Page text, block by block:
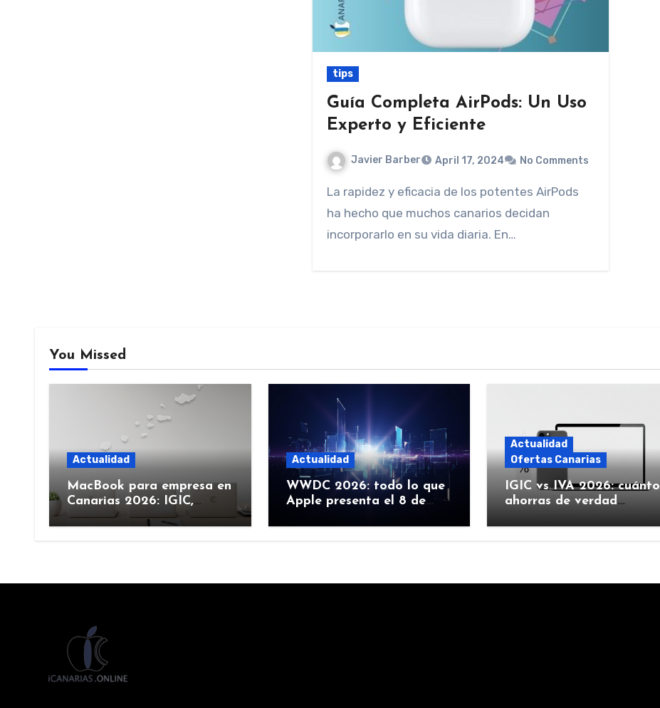
tips
Guía Completa AirPods: Un Uso
Experto y Eficiente
Javier Barber April 17, 2024 No Comments
La rapidez y eficacia de los potentes AirPods
ha hecho que muchos canarios decidan
incorporarlo en su vida diaria. En…
You Missed
Actualidad
MacBook para empresa en
Canarias 2026: IGIC,
deducción y compra de
flota
Actualidad
WWDC 2026: todo lo que
Apple presenta el 8 de
más)
Actualidad
Ofertas Canarias
IGIC vs IVA 2026: cuánto
ahorras de verdad
Canarias